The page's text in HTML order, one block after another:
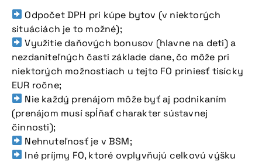
Odpočet DPH pri kúpe bytov (v niektorých
situáciách je to možné);
Využitie daňových bonusov (hlavne na deti) a
nezdaniteľných časti základe dane, čo môže pri
niektorých možnostiach u tejto FO priniesť tisícky
EUR ročne;
Nie každý prenájom môže byť aj podnikaním
(prenájom musí spĺňať charakter sústavnej
činnosti);
Nehnuteľnosť je v BSM;
Iné príjmy FO, ktoré ovplyvňujú celkovú výšku
konferenciu
Viac informácií